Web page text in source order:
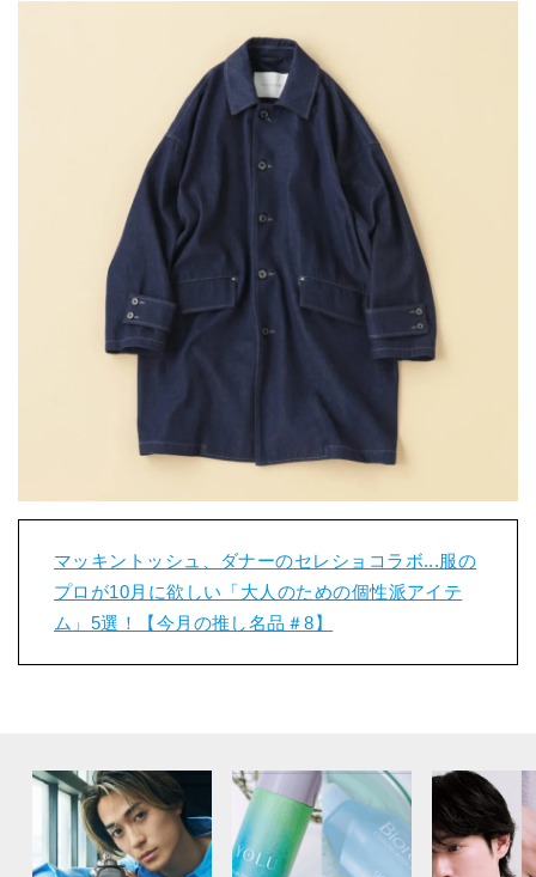
マッキントッシュ、ダナーのセレショコラボ...服の
プロが10月に欲しい「大人のための個性派アイテ
ム」5選！【今月の推し名品＃8】